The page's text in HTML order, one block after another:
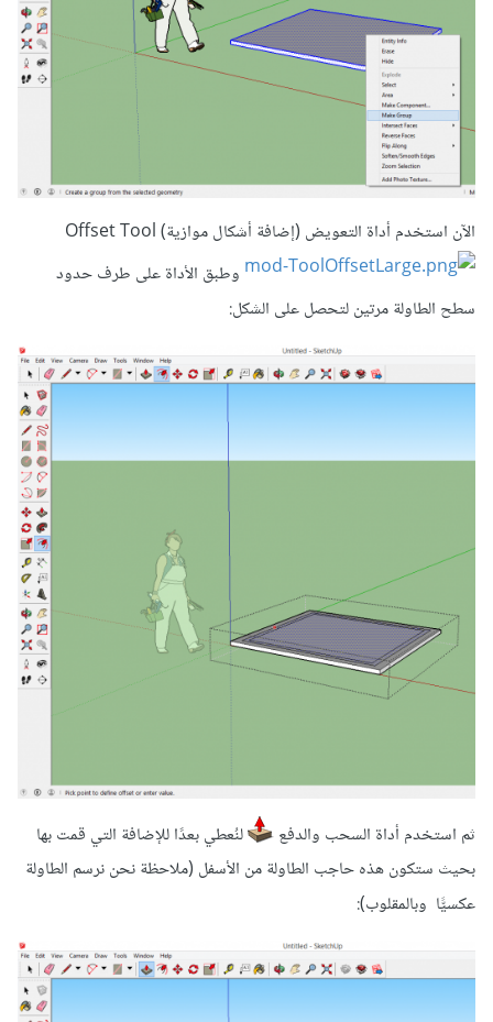
الآن استخدم أداة التعويض (إضافة أشكال موازية) Offset Tool
وطبق الأداة على طرف حدود
سطح الطاولة مرتين لتحصل على الشكل:
ثم استخدم أداة السحب والدفع
لنُعطي بعدًا للإضافة التي قمت بها
بحيث ستكون هذه حاجب الطاولة من الأسفل (ملاحظة نحن نرسم الطاولة
عكسيًّا وبالمقلوب):